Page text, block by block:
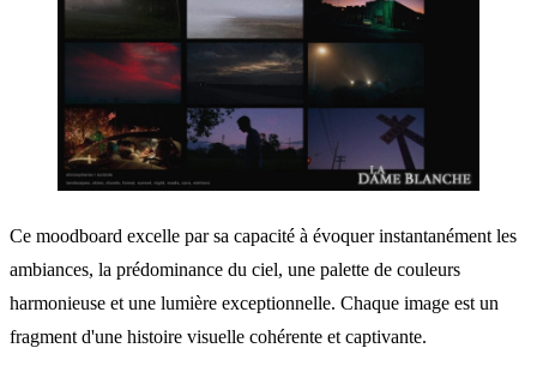
Ce moodboard excelle par sa capacité à évoquer instantanément les
ambiances, la prédominance du ciel, une palette de couleurs
harmonieuse et une lumière exceptionnelle. Chaque image est un
fragment d'une histoire visuelle cohérente et captivante.